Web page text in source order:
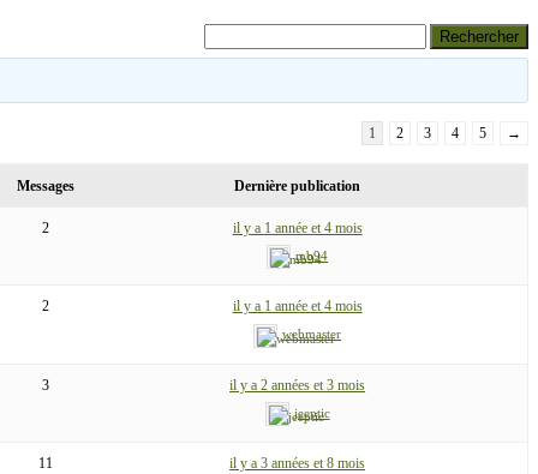
1 2 3 4 5 →
Messages Dernière publication
2 il y a 1 année et 4 mois
mb94
2 il y a 1 année et 4 mois
webmaster
3 il y a 2 années et 3 mois
jeeptic
11 il y a 3 années et 8 mois